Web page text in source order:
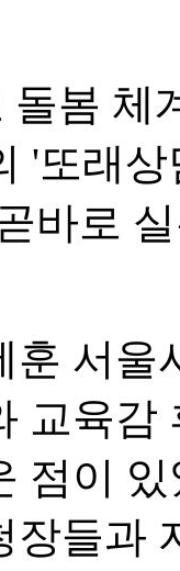
돌봄 체
'또래
바로
훈 서
교육
점이
장들과